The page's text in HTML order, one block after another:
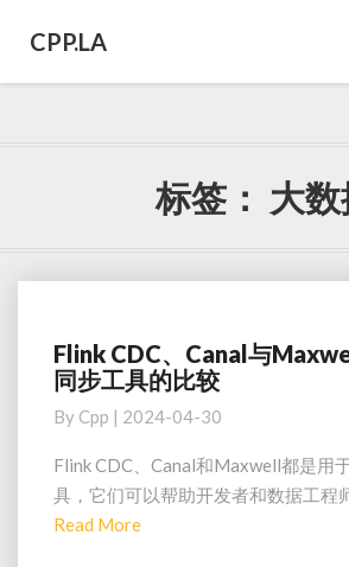
CPP.LA
标签： 大
Flink
CDC、
与
Maxwell：
数
据
库
Flink CDC、Canal与
同步工具的比较
By Cpp | 2024-04-30
Flink CDC、Canal和Maxwell都是用
具，它们可以帮助开发者和数据工程
Read MoreRead